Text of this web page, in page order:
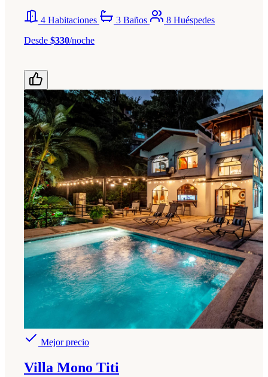
4 Habitaciones 3 Baños
8 Huéspedes
Desde $330/noche
Mejor precio
Villa Mono Titi